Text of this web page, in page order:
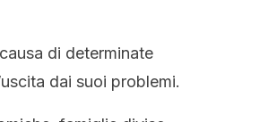
di determinate
dai suoi problemi.